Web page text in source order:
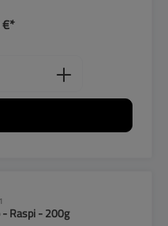
Gib den
- Raspi - 200g